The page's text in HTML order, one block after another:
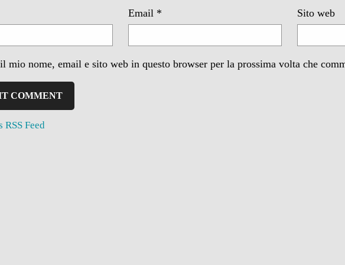
Email * Sito web
mio nome, email e sito web in questo browser per la prossima volta che
RSS Feed